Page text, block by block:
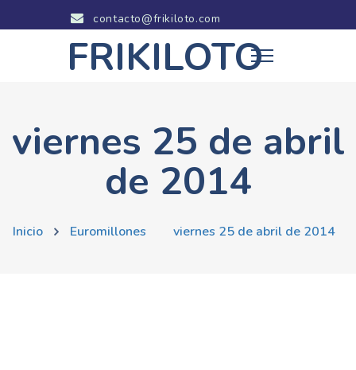
contacto@frikiloto.com
FRIKILOTO
viernes 25 de abril
de 2014
Inicio Euromillones viernes 25 de abril de 2014